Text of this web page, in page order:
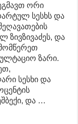
ორი
სესხს და
ზივზივაძეს, და
ზარი.
სესხი და
და …